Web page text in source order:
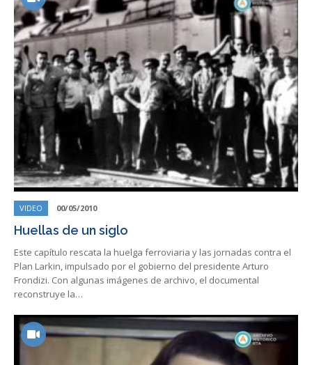
VIDEO 00/05/2010
Huellas de un siglo
Este capítulo rescata la huelga ferroviaria y las jornadas contra el
Plan Larkin, impulsado por el gobierno del presidente Arturo
Frondizi. Con algunas imágenes de archivo, el documental
reconstruye la…